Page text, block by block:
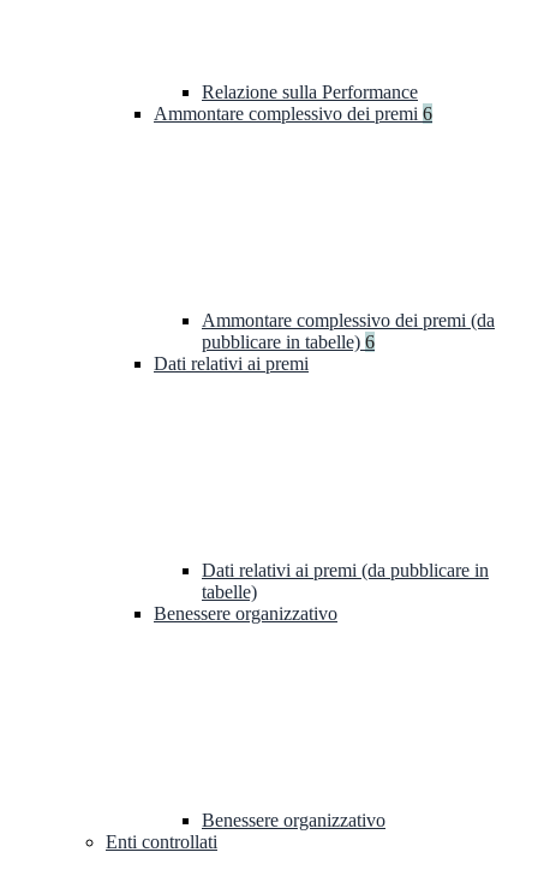
Relazione sulla Performance
Ammontare complessivo dei premi 6
Ammontare complessivo dei premi (da
pubblicare in tabelle) 6
Dati relativi ai premi
Dati relativi ai premi (da pubblicare in
tabelle)
Benessere organizzativo
Benessere organizzativo
Enti controllati